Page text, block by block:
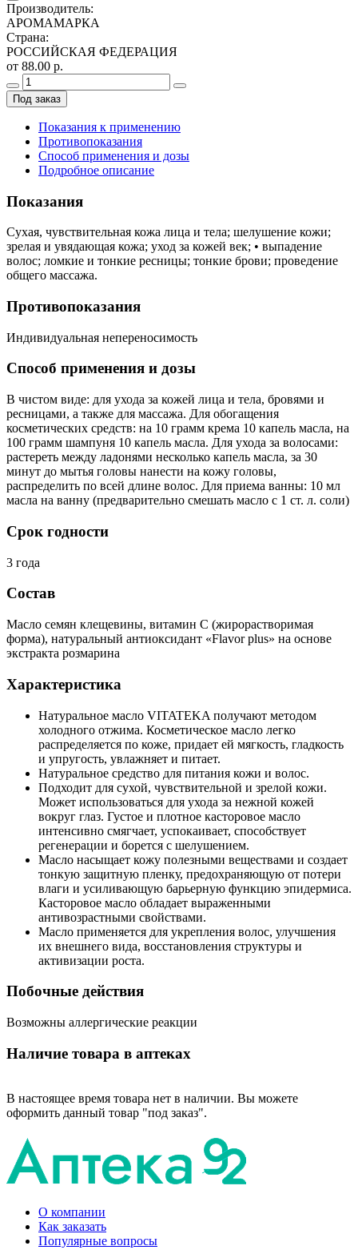
Производитель:
АРОМАМАРКА
Страна:
РОССИЙСКАЯ ФЕДЕРАЦИЯ
от 88.00 р.
Под заказ
Показания к применению
Противопоказания
Способ применения и дозы
Подробное описание
Показания
Сухая, чувствительная кожа лица и тела; шелушение кожи;
зрелая и увядающая кожа; уход за кожей век; • выпадение
волос; ломкие и тонкие ресницы; тонкие брови; проведение
общего массажа.
Противопоказания
Индивидуальная непереносимость
Способ применения и дозы
В чистом виде: для ухода за кожей лица и тела, бровями и
ресницами, а также для массажа. Для обогащения
косметических средств: на 10 грамм крема 10 капель масла, на
100 грамм шампуня 10 капель масла. Для ухода за волосами:
растереть между ладонями несколько капель масла, за 30
минут до мытья головы нанести на кожу головы,
распределить по всей длине волос. Для приема ванны: 10 мл
масла на ванну (предварительно смешать масло с 1 ст. л. соли)
Срок годности
3 года
Состав
Масло семян клещевины, витамин С (жирорастворимая
форма), натуральный антиоксидант «Flavor plus» на основе
экстракта розмарина
Характеристика
Натуральное масло VITATEKA получают методом
холодного отжима. Косметическое масло легко
распределяется по коже, придает ей мягкость, гладкость
и упругость, увлажняет и питает.
Натуральное средство для питания кожи и волос.
Подходит для сухой, чувствительной и зрелой кожи.
Может использоваться для ухода за нежной кожей
вокруг глаз. Густое и плотное касторовое масло
интенсивно смягчает, успокаивает, способствует
регенерации и борется с шелушением.
Масло насыщает кожу полезными веществами и создает
тонкую защитную пленку, предохраняющую от потери
влаги и усиливающую барьерную функцию эпидермиса.
Касторовое масло обладает выраженными
антивозрастными свойствами.
Масло применяется для укрепления волос, улучшения
их внешнего вида, восстановления структуры и
активизации роста.
Побочные действия
Возможны аллергические реакции
Наличие товара в аптеках
В настоящее время товара нет в наличии. Вы можете
оформить данный товар "под заказ".
О компании
Как заказать
Популярные вопросы